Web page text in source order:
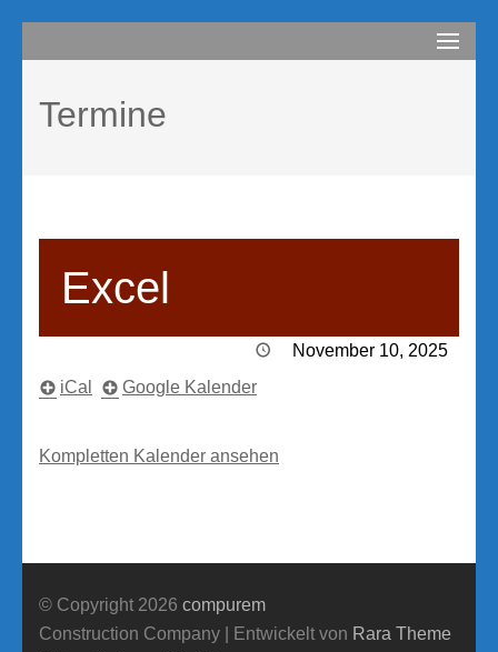
Inhalt
(Enter
drücken)
compurem
Termine
Excel
November 10, 2025
iCal
Google Kalender
Kompletten Kalender ansehen
© Copyright 2026 compurem
Construction Company | Entwickelt von Rara Theme